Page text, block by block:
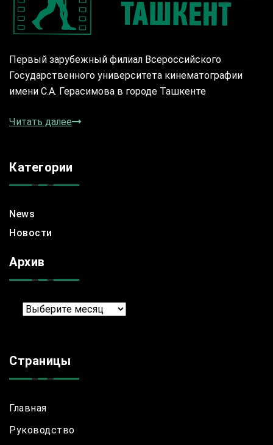
Первый зарубежный филиал Всероссийского
Государственного университета кинематографии
имени С.А. Герасимова в городе Ташкенте
Читать далее
Категории
News
Новости
Архив
Архив
Страницы
Главная
Руководство